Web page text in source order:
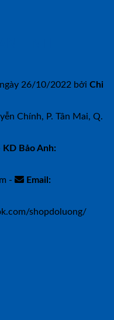
26/10/2022 bởi Chi
Chính, P. Tân Mai, Q.
KD Bảo Anh:
-
Email:
shopdoluong/